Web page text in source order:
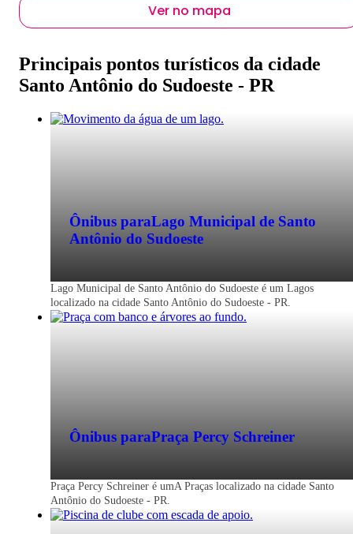
Ver no mapa
Principais pontos turísticos da cidade
Santo Antônio do Sudoeste - PR
Ônibus paraLago Municipal de Santo
Antônio do Sudoeste
Lago Municipal de Santo Antônio do Sudoeste é um Lagos
localizado na cidade Santo Antônio do Sudoeste - PR.
Ônibus paraPraça Percy Schreiner
Praça Percy Schreiner é umA Praças localizado na cidade Santo
Antônio do Sudoeste - PR.